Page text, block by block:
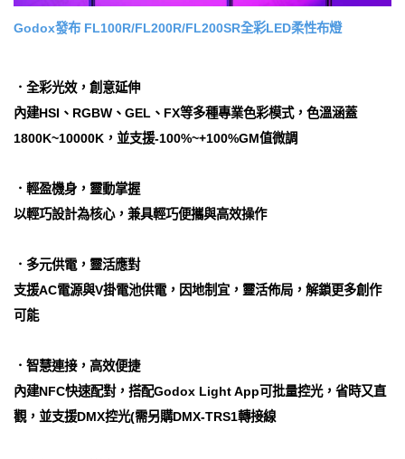
Godox發布 FL100R/FL200R/FL200SR全彩LED柔性布燈
．全彩光效，創意延伸
內建HSI、RGBW、GEL、FX等多種專業色彩模式，色溫涵蓋
1800K~10000K，並支援-100%~+100%GM值微調
．輕盈機身，靈動掌握
以輕巧設計為核心，兼具輕巧便攜與高效操作
．多元供電，靈活應對
支援AC電源與V掛電池供電，因地制宜，靈活佈局，解鎖更多創作
可能
．智慧連接，高效便捷
內建NFC快速配對，搭配Godox Light App可批量控光，省時又直
觀，並支援DMX控光(需另購DMX-TRS1轉接線